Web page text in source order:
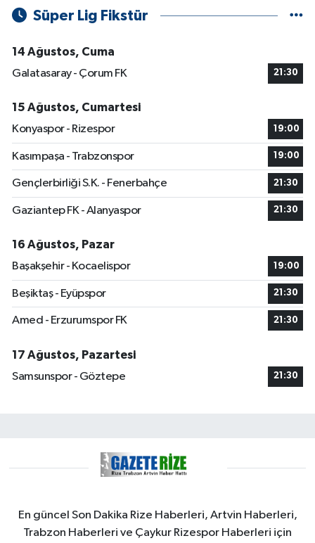
Süper Lig Fikstür
14 Ağustos, Cuma
Galatasaray - Çorum FK
21:30
15 Ağustos, Cumartesi
Konyaspor - Rizespor
19:00
Kasımpaşa - Trabzonspor 19:00
Gençlerbirliği S.K. - Fenerbahçe 21:30
Gaziantep FK - Alanyaspor 21:30
16 Ağustos, Pazar
Başakşehir - Kocaelispor
19:00
Beşiktaş - Eyüpspor 21:30
Amed - Erzurumspor FK 21:30
17 Ağustos, Pazartesi
Samsunspor - Göztepe
21:30
En güncel Son Dakika Rize Haberleri, Artvin Haberleri,
Trabzon Haberleri ve Çaykur Rizespor Haberleri için